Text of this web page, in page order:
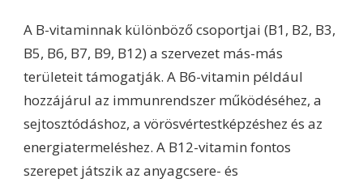
A B-vitaminnak különböző csoportjai (B1, B2, B3,
B5, B6, B7, B9, B12) a szervezet más-más
területeit támogatják. A B6-vitamin például
hozzájárul az immunrendszer működéséhez, a
sejtosztódáshoz, a vörösvértestképzéshez és az
energiatermeléshez. A B12-vitamin fontos
szerepet játszik az anyagcsere- és